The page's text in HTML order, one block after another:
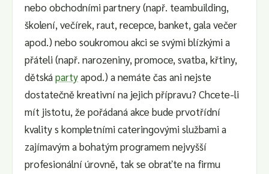
nebo obchodními partnery (např. teambuilding,
školení, večírek, raut, recepce, banket, gala večer
apod.) nebo soukromou akci se svými blízkými a
přáteli (např. narozeniny, promoce, svatba, křtiny,
dětskápartyapod.) a nemáte čas ani nejste
dostatečně kreativní na jejich přípravu? Chcete-li
mít jistotu, že pořádaná akce bude prvotřídní
kvality s kompletními cateringovými službami a
zajímavým a bohatým programem nejvyšší
profesionální úrovně, tak se obraťte na firmu